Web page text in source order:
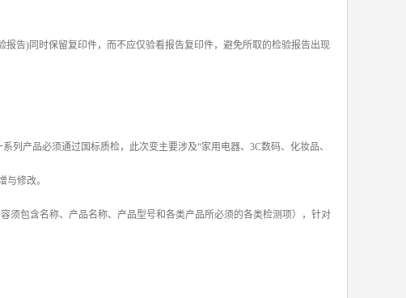
告)同时保留复印件，而不应仅验看报告复印件，避免所取的检验报告出现
产品必须通过国标质检，此次变主要涉及“家用电器、3C数码、化妆品、
修改。
须包含名称、产品名称、产品型号和各类产品所必须的各类检测项），针对